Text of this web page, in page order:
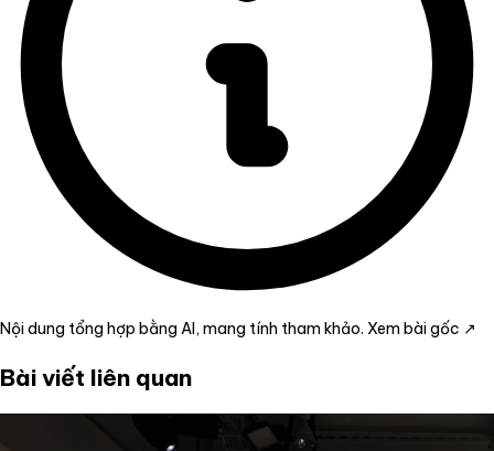
Nội dung tổng hợp bằng AI, mang tính tham khảo. Xem bài gốc ↗
Bài viết liên quan